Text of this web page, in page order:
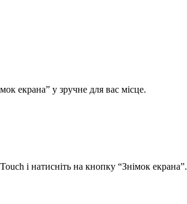
екрана” у зручне для вас місце.
і натисніть на кнопку “Знімок екрана”.